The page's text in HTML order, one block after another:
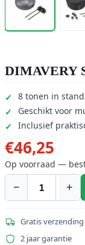
DIMAVERY
8 tonen in
Geschikt voor
Inclusief
€46,25
Op voorraad —
−
DIMAVERY
Tongue
Drum,
+
Gratis
2 jaar garantie